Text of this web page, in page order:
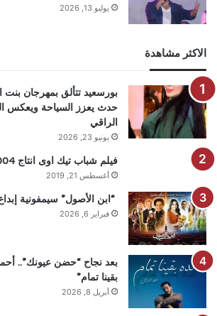
يوليو 13, 2026
الاكثر مشاهدة
بورسعيد تتألق بمهرجان بنت
حدث يعزز السياحة ويعكس
الراقي
يونيو 23, 2026
فيلم شباب تيك اوى انتاج 2004
أغسطس 21, 2019
“ابن الأصول” سيمفونية
فبراير 6, 2026
بعد نجاح “حضن عيونك”..
بقينا تمام”
أبريل 8, 2026